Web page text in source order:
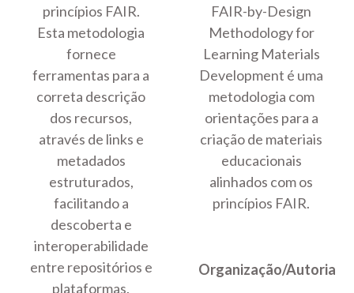
princípios FAIR.
Esta metodologia
fornece
ferramentas para a
correta descrição
dos recursos,
através de links e
metadados
estruturados,
facilitando a
descoberta e
interoperabilidade
entre repositórios e
plataformas.
FAIR-by-Design
Methodology for
Learning Materials
Development é uma
metodologia com
orientações para a
criação de materiais
educacionais
alinhados com os
princípios FAIR.
Organização/Autoria